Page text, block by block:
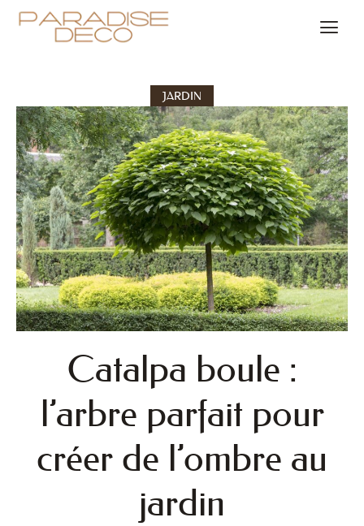
JARDIN
Catalpa boule :
l’arbre parfait pour
créer de l’ombre au
jardin